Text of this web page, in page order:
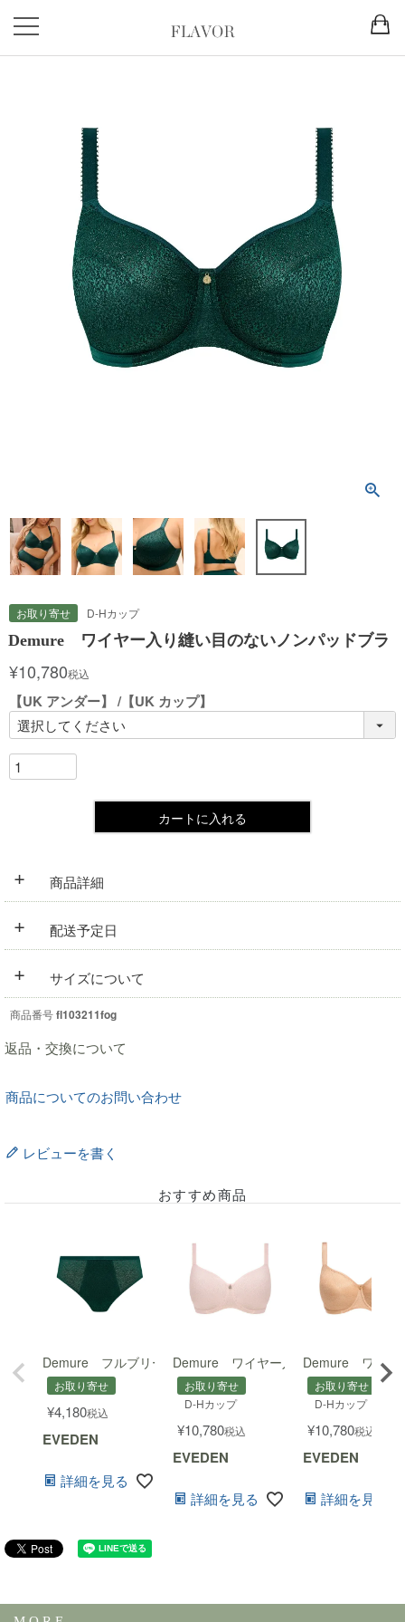
お取り寄せ D-Hカップ
Demure ワイヤー入り縫い目のないノンパッドブラ
¥10,780税込
【UK アンダー】 【UK カップ】
カートに入れる
+ 商品詳細
+ 配送予定日
+ サイズについて
商品番号fl103211fog
返品・交換について
商品についてのお問い合わせ
レビューを書く
おすすめ商品
Demure フルブリーフ
お取り寄せ
¥4,180税込
EVEDEN
詳細を見る
Demure ワイヤー入り縫い目のないノ
お取り寄せ
D-Hカップ
¥10,780税込
EVEDEN
詳細を見る
Demure ワイヤ
お取り寄せ
D-Hカップ
¥10,780税込
EVEDEN
詳細を見る